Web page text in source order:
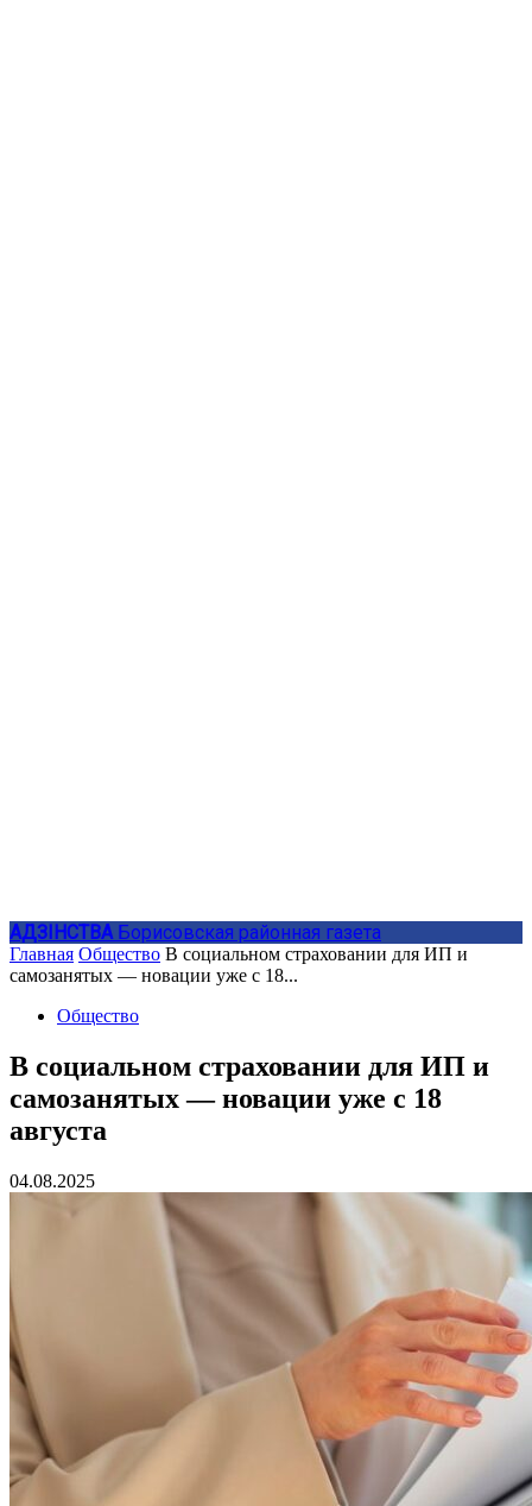
АДЗIНСТВА Борисовская районная газета
Главная Общество В социальном страховании для ИП и
самозанятых — новации уже с 18...
Общество
В социальном страховании для ИП и
самозанятых — новации уже с 18
августа
04.08.2025